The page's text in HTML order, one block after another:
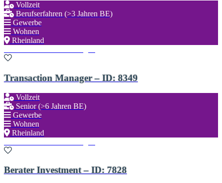
Vollzeit
Berufserfahren (>3 Jahren BE)
Gewerbe
Wohnen
Rheinland
Transaction Manager – ID: 8349
Vollzeit
Senior (>6 Jahren BE)
Gewerbe
Wohnen
Rheinland
Berater Investment – ID: 7828